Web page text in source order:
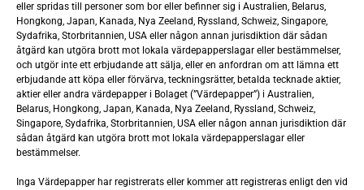
BolagspresentationHisspitch
Användning av
emissionslikviden
eller spridas till personer som bor eller befinner sig i Australien, Belarus,
Hongkong, Japan, Kanada, Nya Zeeland, Ryssland, Schweiz, Singapore,
Sydafrika, Storbritannien, USA eller någon annan jurisdiktion där sådan
åtgärd kan utgöra brott mot lokala värdepapperslagar eller bestämmelser,
och utgör inte ett erbjudande att sälja, eller en anfordran om att lämna ett
erbjudande att köpa eller förvärva, teckningsrätter, betalda tecknade aktier,
aktier eller andra värdepapper i Bolaget (”Värdepapper”) i Australien,
Belarus, Hongkong, Japan, Kanada, Nya Zeeland, Ryssland, Schweiz,
Singapore, Sydafrika, Storbritannien, USA eller någon annan jurisdiktion där
sådan åtgärd kan utgöra brott mot lokala värdepapperslagar eller
bestämmelser.
Inga Värdepapper har registrerats eller kommer att registreras enligt den vid